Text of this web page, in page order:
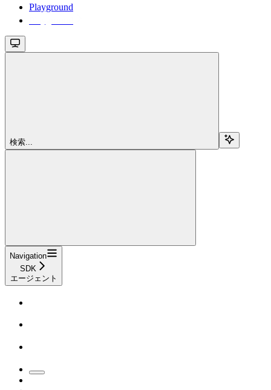
Playground
検索...
Navigation
SDK
エージェント